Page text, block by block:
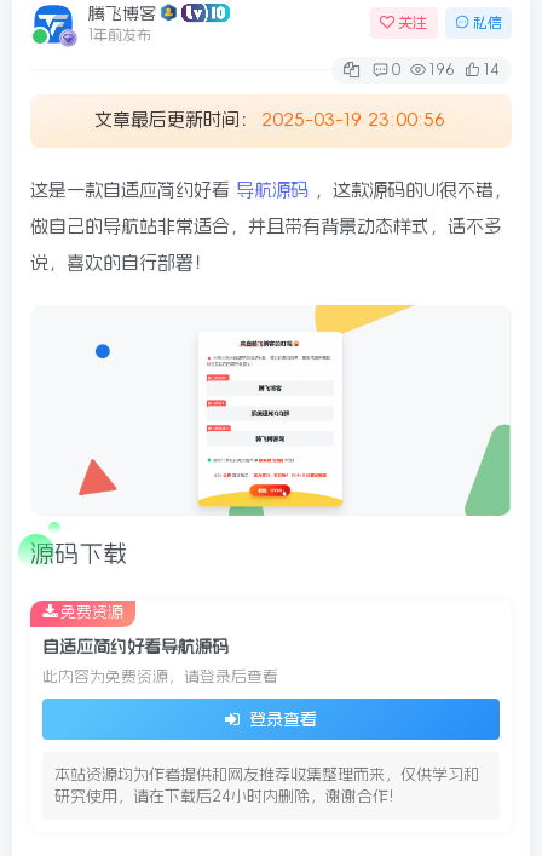
腾飞博客
1年前发布
关注 私信
0 196 14
文章最后更新时间： 2025-03-19 23:00:56
这是一款自适应简约好看 导航源码 ，这款源码的UI很不错，
做自己的导航站非常适合，并且带有背景动态样式，话不多
说，喜欢的自行部署！
源码下载
自适应简约好看导航源码
此内容为免费资源，请登录后查看
登录查看
本站资源均为作者提供和网友推荐收集整理而来，仅供学习和
研究使用，请在下载后24小时内删除，谢谢合作!
免费资源